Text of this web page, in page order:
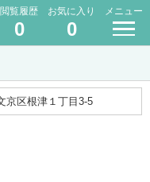
閲覧履歴
0
お気に入り
0
メニュー
京区根津１丁目3-5